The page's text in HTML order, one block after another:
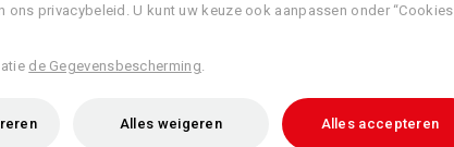
ons privacybeleid. U kunt uw keuze ook aanpassen onder “Cookies
de Gegevensbescherming
Alles weigeren Alles accepteren